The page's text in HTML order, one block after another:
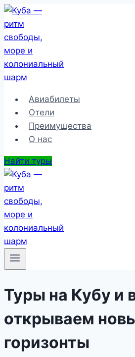
Перейти
к
содержимому
Авиабилеты
Отели
Преимущества
О нас
Найти туры
Туры на Кубу и
открываем
горизонты